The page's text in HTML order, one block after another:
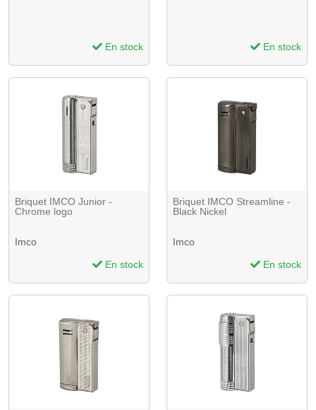
En stock En stock
Briquet IMCO Junior -
Chrome logo
Imco
En stock
Briquet IMCO Streamline -
Black Nickel
Imco
En stock